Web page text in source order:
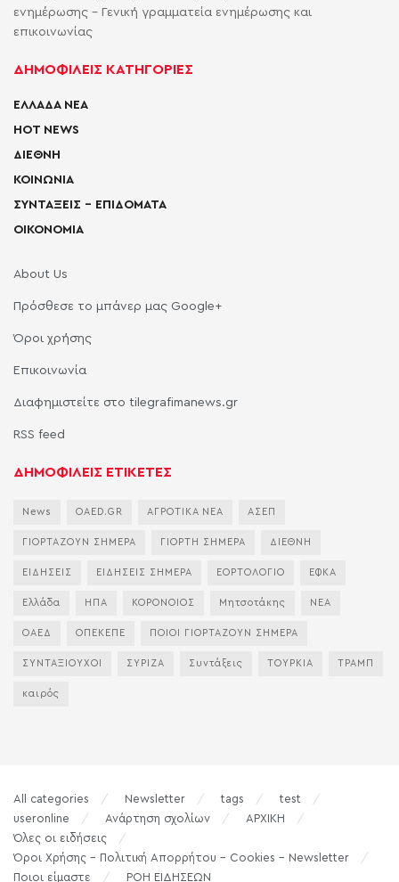
ενημέρωσης - Γενική γραμματεία ενημέρωσης και
επικοινωνίας
ΔΗΜΟΦΙΛΕΙΣ ΚΑΤΗΓΟΡΙΕΣ
ΕΛΛΑΔΑ ΝΕΑ
HOT NEWS
ΔΙΕΘΝΗ
ΚΟΙΝΩΝΙΑ
ΣΥΝΤΑΞΕΙΣ – ΕΠΙΔΟΜΑΤΑ
ΟΙΚΟΝΟΜΙΑ
About Us
Πρόσθεσε το μπάνερ μας Google+
Όροι χρήσης
Επικοινωνία
Διαφημιστείτε στο tilegrafimanews.gr
RSS feed
ΔΗΜΟΦΙΛΕΙΣ ΕΤΙΚΕΤΕΣ
News OAED.GR ΑΓΡΟΤΙΚΑ ΝΕΑ ΑΣΕΠ
ΓΙΟΡΤΑΖΟΥΝ ΣΗΜΕΡΑ ΓΙΟΡΤΗ ΣΗΜΕΡΑ ΔΙΕΘΝΗ
ΕΙΔΗΣΕΙΣ ΕΙΔΗΣΕΙΣ ΣΗΜΕΡΑ ΕΟΡΤΟΛΟΓΙΟ ΕΦΚΑ
Ελλάδα ΗΠΑ ΚΟΡΟΝΟΙΟΣ Μητσοτάκης ΝΕΑ
ΟΑΕΔ ΟΠΕΚΕΠΕ ΠΟΙΟΙ ΓΙΟΡΤΑΖΟΥΝ ΣΗΜΕΡΑ
ΣΥΝΤΑΞΙΟΥΧΟΙ ΣΥΡΙΖΑ Συντάξεις ΤΟΥΡΚΙΑ ΤΡΑΜΠ
καιρός
All categories Newsletter tags
test
useronline
Ανάρτηση σχολίων
ΑΡΧΙΚΗ
Όλες οι ειδήσεις
Όροι Χρήσης – Πολιτική Απορρήτου – Cookies – Newsletter
Ποιοι είμαστε
ΡΟΗ ΕΙΔΗΣΕΩΝ